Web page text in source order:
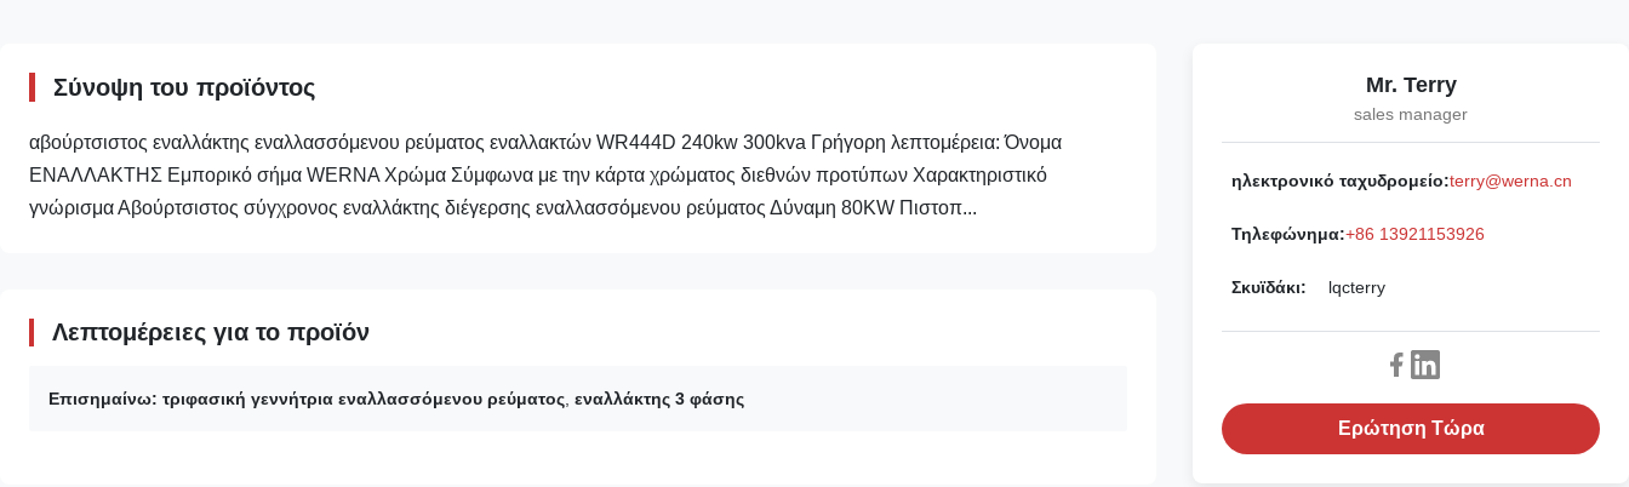
Σύνοψη του προϊόντος
αβούρτσιστος εναλλάκτης εναλλασσόμενου ρεύματος εναλλακτών WR444D 240kw 300kva Γρήγορη λεπτομέρεια: Όνομα
ΕΝΑΛΛΑΚΤΗΣ Εμπορικό σήμα WERNA Χρώμα Σύμφωνα με την κάρτα χρώματος διεθνών προτύπων Χαρακτηριστικό
γνώρισμα Αβούρτσιστος σύγχρονος εναλλάκτης διέγερσης εναλλασσόμενου ρεύματος Δύναμη 80KW Πιστοπ...
Λεπτομέρειες για το προϊόν
Επισημαίνω: τριφασική γεννήτρια εναλλασσόμενου ρεύματος εναλλάκτης 3 φάσης
Mr. Terry
sales manager
ηλεκτρονικό ταχυδρομείο:terry@werna.cn
Τηλεφώνημα:+86 13921153926
Σκυϊδάκι: lqcterry
Ερώτηση Τώρα